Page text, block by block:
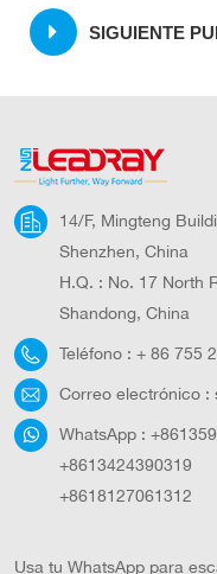
SIGUIENTE
14/F, Mingteng
Shenzhen, China
H.Q. : No. 17 North
Shandong, China
Teléfono : + 86 755
Correo electrónico :
WhatsApp :
+8613424390319
+8618127061312
Usa tu WhatsApp para